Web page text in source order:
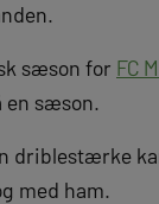
sæson for FC
en sæson.
driblestærke
med ham.